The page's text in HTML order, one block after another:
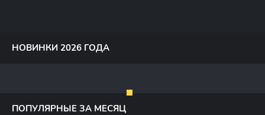
НОВИНКИ 2026 ГОДА
ПОПУЛЯРНЫЕ ЗА МЕСЯЦ